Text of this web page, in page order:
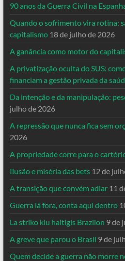
90 anos da Guerra Civil na
Quando o sofrimento vira rotina:
capitalismo 18 de julho de 2026
A ganância como motor do
A privatização oculta do SUS:
financiam a gestão privada da
Da intenção e da manipulação:
julho de 2026
A repressão que nunca fica sem
2026
A propriedade corre para o
Ilusão e miséria das bets 12 de
A transição que convém adiar 11
Guerra lá fora, conta aqui dentro
La striko kiu haltigis Brazilon 9 de
A greve que parou o Brasil 9 de
Quem decide a guerra não morre